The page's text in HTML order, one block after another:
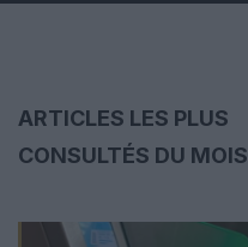
ARTICLES LES PLUS
CONSULTÉS DU MOIS